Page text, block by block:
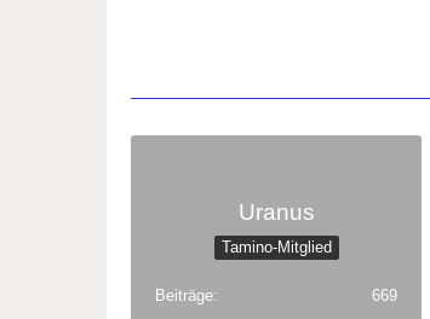
Uranus
Tamino-Mitglied
Beiträge 669